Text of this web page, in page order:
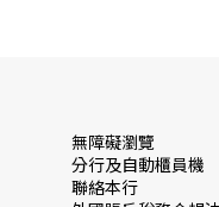
無障礙瀏覽
分行及自動櫃員機
聯絡本行